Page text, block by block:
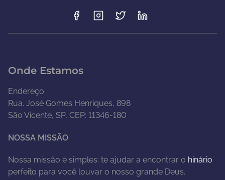
Onde Estamos
Endereço
Rua. José Gomes Henriques, 898
São Vicente, SP, CEP: 11346-180
NOSSA MISSÃO
Nossa missão é simples: te ajudar a encontrar o hinário
perfeito para você louvar o nosso grande Deus.